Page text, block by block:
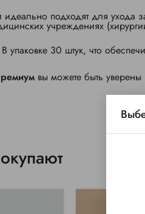
идеально подходят для ухода
учреждениях
В упаковке 30 штук, что
вы можете быть